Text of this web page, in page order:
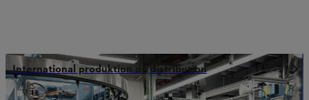
International produktion og distribution